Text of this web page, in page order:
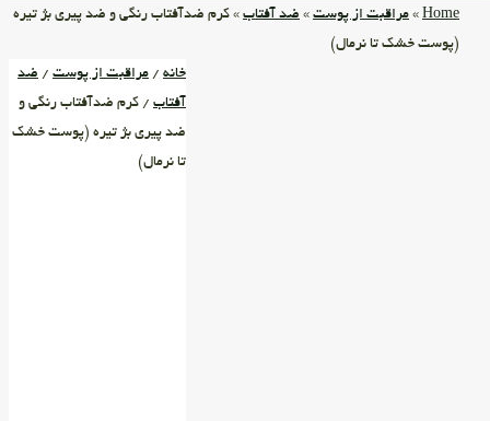
Home
» مراقبت از پوست » ضد آفتاب » کرم ضدآفتاب رنگی و ضد پیری بژ تیره
(پوست خشک تا نرمال)
خانه / مراقبت از پوست / ضد
آفتاب / کرم ضدآفتاب رنگی و
ضد پیری بژ تیره (پوست خشک
تا نرمال)